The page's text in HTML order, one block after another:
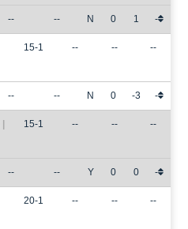
-- -- N 0 1 -
15-1 -- -- --
-- -- N 0 -3 -
15-1 -- -- --
-- -- Y 0 0 -
20-1 -- -- --